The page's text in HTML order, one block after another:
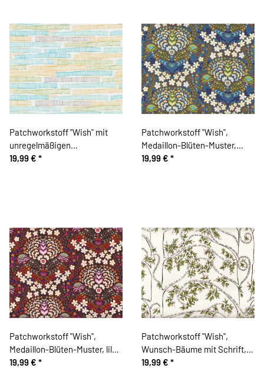
Patchworkstoff "Wish" mit
unregelmäßigen
Gitterstreifen, türkis-hellgrün-
19,99 € *
Patchworkstoff "Wish",
Medaillon-Blüten-Muster,
petrol-blau-hellgrün
19,99 € *
Patchworkstoff "Wish",
Medaillon-Blüten-Muster, lila-
rot-kräftiges rosa
19,99 € *
Patchworkstoff "Wish",
Wunsch-Bäume mit Schrift,
gebrochenes weiß-grasgrün
19,99 € *